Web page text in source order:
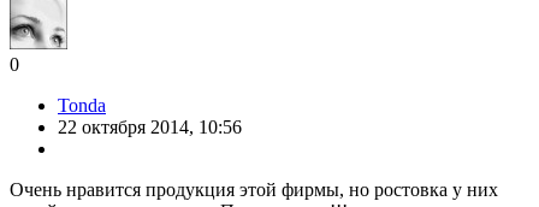
0
Tonda
22 октября 2014, 10:56
Очень нравится продукция этой фирмы, но ростовка у них